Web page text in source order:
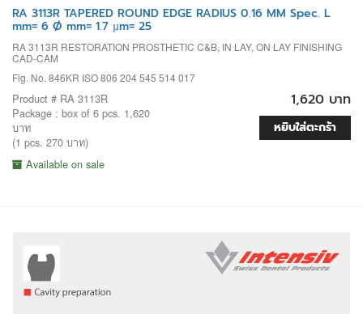
RA 3113R TAPERED ROUND EDGE RADIUS 0.16 MM Spec. L
mm= 6 Ø mm= 1.7 µm= 25
RA 3113R RESTORATION PROSTHETIC C&B, IN LAY, ON LAY FINISHING
CAD-CAM
Fig. No. 846KR ISO 806 204 545 514 017
Product # RA 3113R
Package : box of 6 pcs. 1,620
บาท
(1 pcs. 270 บาท)
Available on sale
1,620 บาท
หยิบใส่ตะกร้า